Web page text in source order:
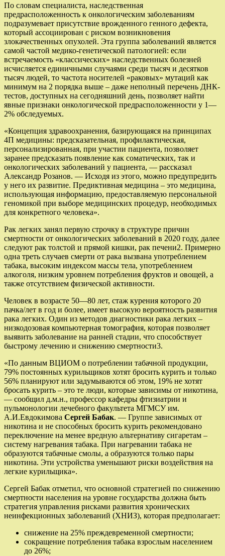
По словам специалиста, наследственная
предрасположенность к онкологическим заболеваниям
подразумевает присутствие врожденного генного дефекта,
который ассоциирован с риском возникновения
злокачественных опухолей. Эта группа заболеваний является
самой частой медико-генетической патологией: если
встречаемость «классических» наследственных болезней
исчисляется единичными случаями среди тысяч и десятков
тысяч людей, то частота носителей «раковых» мутаций как
минимум на 2 порядка выше – даже неполный перечень ДНК-
тестов, доступных на сегодняшний день, позволяет найти
явные признаки онкологической предрасположенности у 1—
2% обследуемых.
«Концепция здравоохранения, базирующаяся на принципах
4П медицины: предсказательная, профилактическая,
персонализированная, при участии пациента, позволяет
заранее предсказать появление как соматических, так и
онкологических заболеваний у пациента, — рассказал
Александр Розанов. — Исходя из этого, можно предупредить
у него их развитие. Предиктивная медицина – это медицина,
использующая информацию, предоставляемую персональной
геномикой при выборе медицинских процедур, необходимых
для конкретного человека».
Рак легких занял первую строчку в структуре причин
смертности от онкологических заболеваний в 2020 году, далее
следуют рак толстой и прямой кишки, рак печени2. Примерно
одна треть случаев смерти от рака вызвана употреблением
табака, высоким индексом массы тела, употреблением
алкоголя, низким уровнем потребления фруктов и овощей, а
также отсутствием физической активности.
Человек в возрасте 50—80 лет, стаж курения которого 20
пачка/лет в год и более, имеет высокую вероятность развития
рака легких. Один из методов диагностики рака легких –
низкодозовая компьютерная томография, которая позволяет
выявить заболевание на ранней стадии, что способствует
быстрому лечению и снижению смертности3.
«По данным ВЦИОМ о потреблении табачной продукции,
79% постоянных курильщиков хотят бросить курить и только
56% планируют или задумываются об этом, 19% не хотят
бросать курить – это те люди, которые зависимы от никотина,
— сообщил д.м.н., профессор кафедры фтизиатрии и
пульмонологии лечебного факультета МГМСУ им.
А.И.Евдокимова Сергей Бабак. — Группе зависимых от
никотина и не способных бросить курить рекомендовано
переключение на менее вредную альтернативу сигаретам –
систему нагревания табака. При нагревании табака не
образуются табачные смолы, а образуются только пары
никотина. Эти устройства уменьшают риски воздействия на
легкие курильщика».
Сергей Бабак отметил, что основной стратегией по снижению
смертности населения на уровне государства должна быть
стратегия управления рисками развития хронических
неинфекционных заболеваний (ХНИЗ), которая предполагает:
снижение на 25% преждевременной смертности;
сокращение потребления табака взрослым населением
до 26%;